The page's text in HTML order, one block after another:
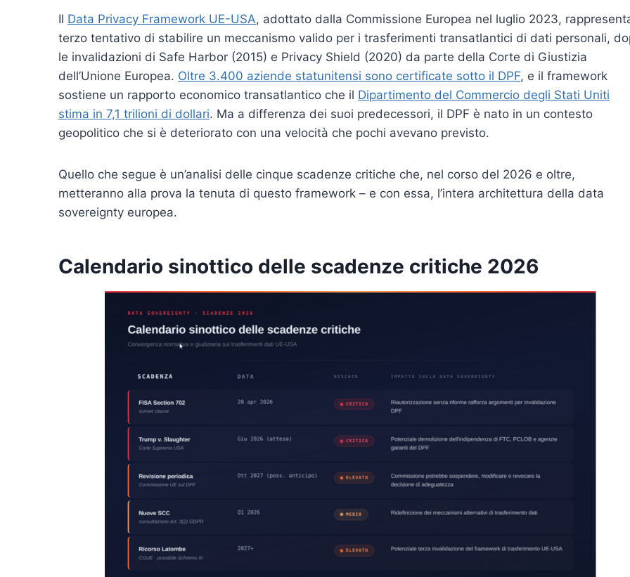
Il Data Privacy Framework UE-USA, adottato dalla Commissione Europea nel luglio 2023,
terzo tentativo di stabilire un meccanismo valido per i trasferimenti transatlantici di dati personali,
le invalidazioni di Safe Harbor (2015) e Privacy Shield (2020) da parte della Corte di Giustizia
dell’Unione Europea. Oltre 3.400 aziende statunitensi sono certificate sotto il DPF, e il framework
sostiene un rapporto economico transatlantico che il Dipartimento del Commercio degli Stati Uniti
stima in 7,1 trilioni di dollari. Ma a differenza dei suoi predecessori, il DPF è nato in un contesto
geopolitico che si è deteriorato con una velocità che pochi avevano previsto.
Quello che segue è un’analisi delle cinque scadenze critiche che, nel corso del 2026 e oltre,
metteranno alla prova la tenuta di questo framework – e con essa, l’intera architettura della data
sovereignty europea.
Calendario sinottico delle scadenze critiche 2026